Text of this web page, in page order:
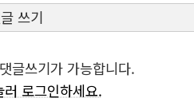
쓰기
글쓰기가 가능합니다.
로그인하세요.